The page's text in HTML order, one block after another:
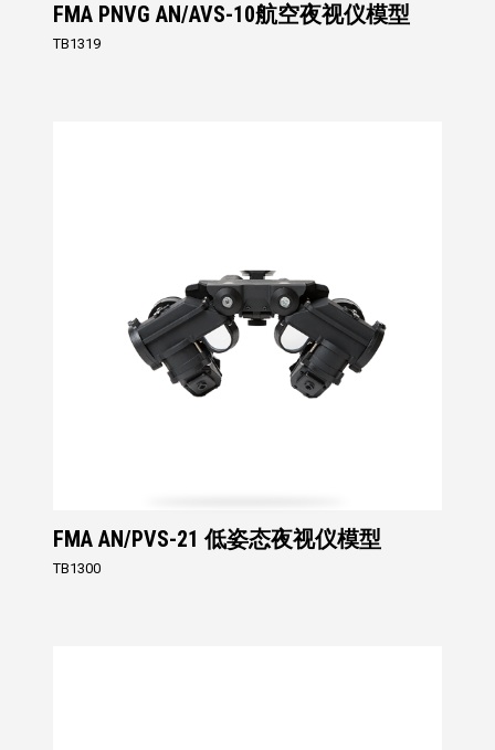
FMA PNVG AN/AVS-10航空夜视仪模型
TB1319
FMA AN/PVS-21 低姿态夜视仪模型
TB1300